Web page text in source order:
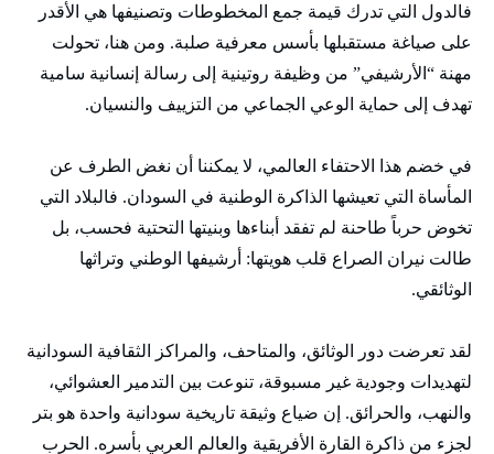
فالدول التي تدرك قيمة جمع المخطوطات وتصنيفها هي الأقدر
على صياغة مستقبلها بأسس معرفية صلبة. ومن هنا، تحولت
مهنة “الأرشيفي” من وظيفة روتينية إلى رسالة إنسانية سامية
تهدف إلى حماية الوعي الجماعي من التزييف والنسيان.
في خضم هذا الاحتفاء العالمي، لا يمكننا أن نغض الطرف عن
المأساة التي تعيشها الذاكرة الوطنية في السودان. فالبلاد التي
تخوض حرباً طاحنة لم تفقد أبناءها وبنيتها التحتية فحسب، بل
طالت نيران الصراع قلب هويتها: أرشيفها الوطني وتراثها
الوثائقي.
لقد تعرضت دور الوثائق، والمتاحف، والمراكز الثقافية السودانية
لتهديدات وجودية غير مسبوقة، تنوعت بين التدمير العشوائي،
والنهب، والحرائق. إن ضياع وثيقة تاريخية سودانية واحدة هو بتر
لجزء من ذاكرة القارة الأفريقية والعالم العربي بأسره. الحرب